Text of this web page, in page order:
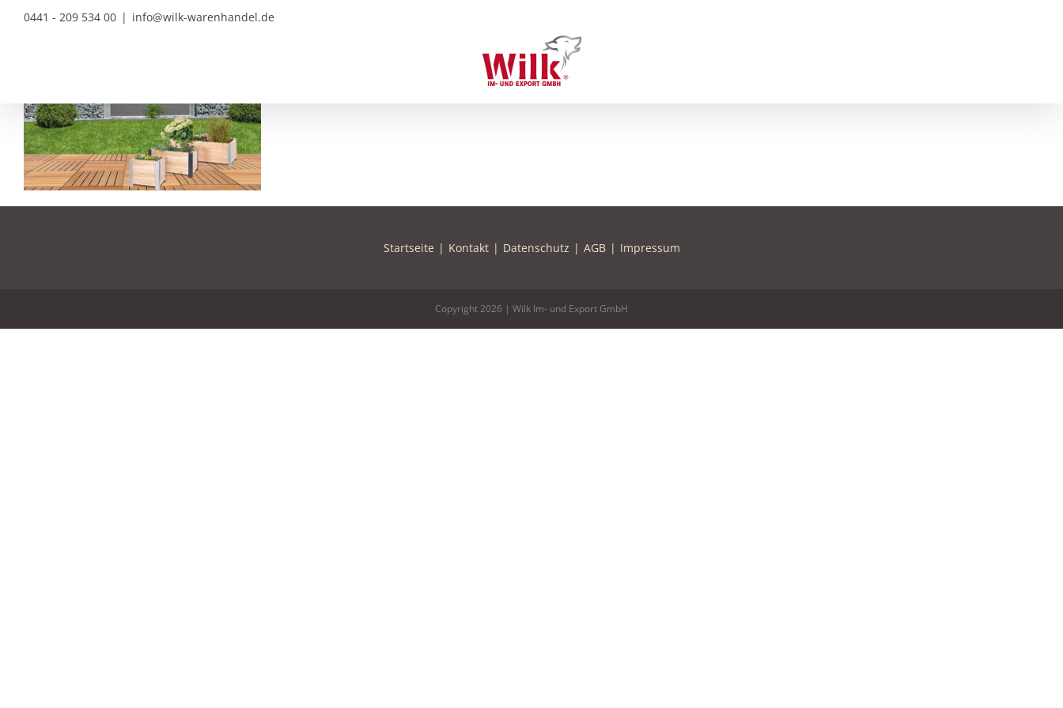
0441 - 209 534 00 | info@wilk-warenhandel.de
Startseite Kontakt Datenschutz AGB Impressum
Copyright2026 | Wilk Im- und Export GmbH